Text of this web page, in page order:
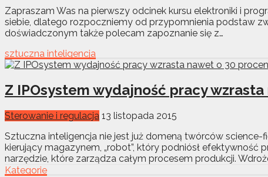
Zapraszam Was na pierwszy odcinek kursu elektroniki i
siebie, dlatego rozpoczniemy od przypomnienia podstaw
doświadczonym także polecam zapoznanie się z…
sztuczna inteligencja
Z IPOsystem wydajność pracy
Sterowanie i regulacja 13 listopada 2015
Sztuczna inteligencja nie jest już domeną twórców science-
kierujący magazynem, „robot”, który podniósł
narzędzie, które zarządza całym procesem produkcji.
Kategorie